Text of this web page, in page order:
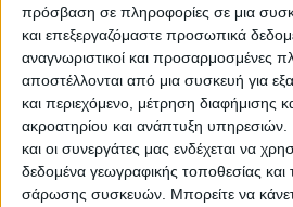
πρόσβαση σε πληροφορίες σε μια
και επεξεργαζόμαστε προσωπικά
αναγνωριστικοί και προσαρμοσμένες
αποστέλλονται από μια συσκευή για
και περιεχόμενο, μέτρηση διαφήμισης
ακροατηρίου και ανάπτυξη υπηρεσιών.
και οι συνεργάτες μας ενδέχεται να
δεδομένα γεωγραφικής τοποθεσίας
σάρωσης συσκευών. Μπορείτε να
ΠΡΟΗΓΟΥΜΕΝΟ ΑΡΘΡΟ
Αρνητικά όλα τα
rapid tests που
διενεργήθηκαν στη Δημοτική
αγορά Μουζακίου